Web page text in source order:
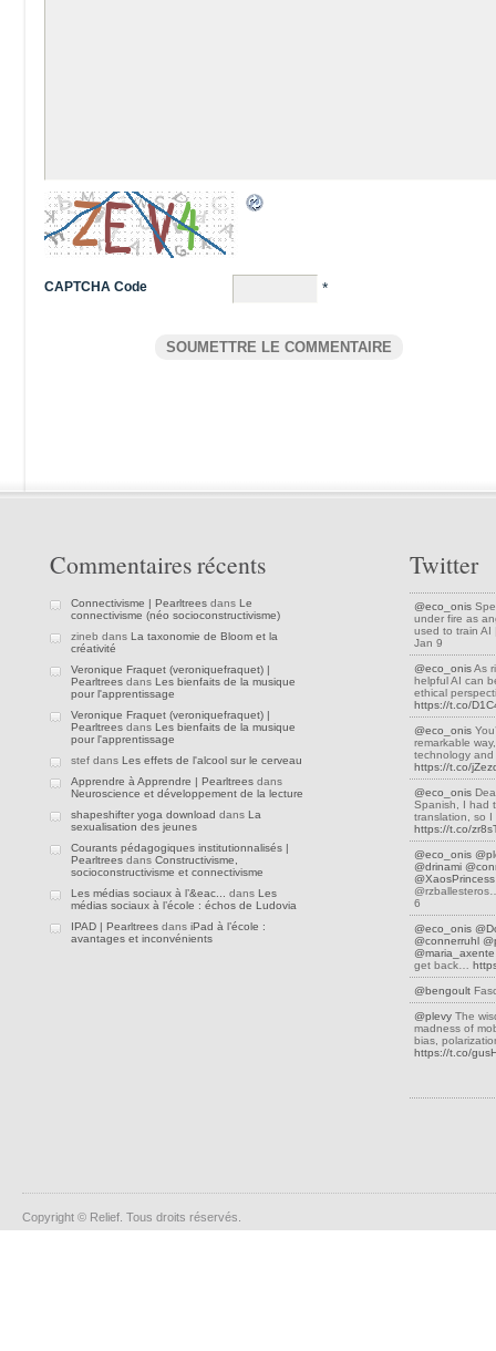
CAPTCHA Code *
Commentaires récents
Connectivisme | Pearltrees dans Le
connectivisme (néo socioconstructivisme)
zineb dans La taxonomie de Bloom et la
créativité
Veronique Fraquet (veroniquefraquet) |
Pearltrees dans Les bienfaits de la musique
pour l'apprentissage
Veronique Fraquet (veroniquefraquet) |
Pearltrees dans Les bienfaits de la musique
pour l'apprentissage
stef dans Les effets de l'alcool sur le cerveau
Apprendre à Apprendre | Pearltrees dans
Neuroscience et développement de la lecture
shapeshifter yoga download dans La
sexualisation des jeunes
Courants pédagogiques institutionnalisés |
Pearltrees dans Constructivisme,
socioconstructivisme et connectivisme
Les médias sociaux à l’&eac...
dans Les
médias sociaux à l’école : échos de Ludovia
IPAD | Pearltrees dans iPad à l’école :
avantages et inconvénients
Twitter
@eco_onis
under fire as
used to train
Jan 9
@eco_onisAs
helpful AI can
ethical
https://t.co/
@eco_onis
remarkable
technology
https://t.co/
@eco_onis
Spanish, I had
translation, so
https://t.co/
@eco_onis
@drinami
@XaosPrincess
6
@eco_onis
@connerruhl
@maria_axente
get back…
@bengoult
@plevy The
madness of
bias,
https://t.co/
Copyright © Relief. Tous droits réservés.